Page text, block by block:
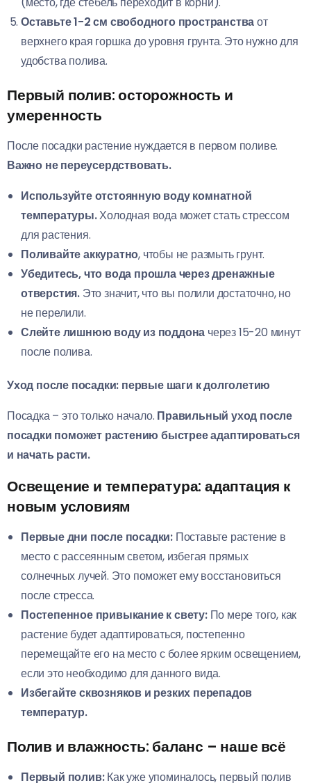
Оставьте 1-2 см свободного пространстваот
верхнего края горшка до уровня грунта. Это нужно для
удобства полива.
Первый полив: осторожность и
умеренность
После посадки растение нуждается в первом поливе.
Важно не переусердствовать.
Используйте отстоянную воду комнатной
температуры.Холодная вода может стать стрессом
для растения.
Поливайте аккуратно, чтобы не размыть грунт.
Убедитесь, что вода прошла через дренажные
отверстия. Это значит, что вы полили достаточно, но
не перелили.
Слейте лишнюю воду из поддона через 15-20 минут
после полива.
Уход после посадки: первые шаги к долголетию
Посадка – это только начало. Правильный уход после
посадки поможет растению быстрее адаптироваться
и начать расти.
Освещение и температура: адаптация к
новым условиям
Первые дни после посадки: Поставьте растение в
место с рассеянным светом, избегая прямых
солнечных лучей. Это поможет ему восстановиться
после стресса.
Постепенное привыкание к свету:По мере того, как
растение будет адаптироваться, постепенно
перемещайте его на место с более ярким освещением,
если это необходимо для данного вида.
Избегайте сквозняков и резких перепадов
температур.
Полив и влажность: баланс – наше всё
Первый полив:Как уже упоминалось, первый полив